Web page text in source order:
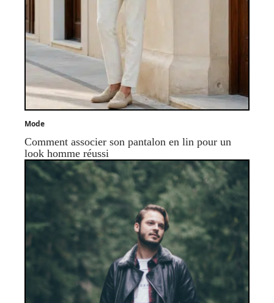
Mode
Comment associer son pantalon en lin pour un
look homme réussi